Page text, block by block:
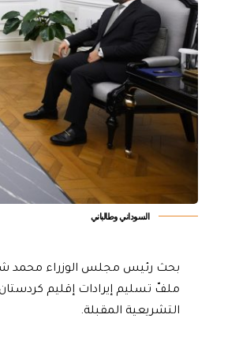
السوداني وطالباني
بحث رئيس مجلس الوزراء محمد شياع
ملفّ تسليم إيرادات إقليم
التشريعية المقبلة.